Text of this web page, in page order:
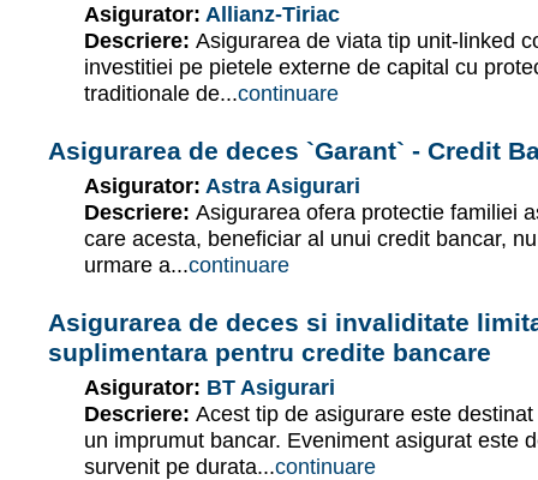
Asigurator: Allianz-Tiriac
Descriere: Asigurarea de viata tip unit-linked
investitiei pe pietele externe de capital cu
traditionale de...continuare
Asigurarea de deces `Garant` - Credit
Asigurator: Astra Asigurari
Descriere: Asigurarea ofera protectie familiei
care acesta, beneficiar al unui credit bancar,
urmare a...continuare
Asigurarea de deces si invaliditate
suplimentara pentru credite bancare
Asigurator: BT Asigurari
Descriere: Acest tip de asigurare este
un imprumut bancar. Eveniment asigurat este
survenit pe durata...continuare